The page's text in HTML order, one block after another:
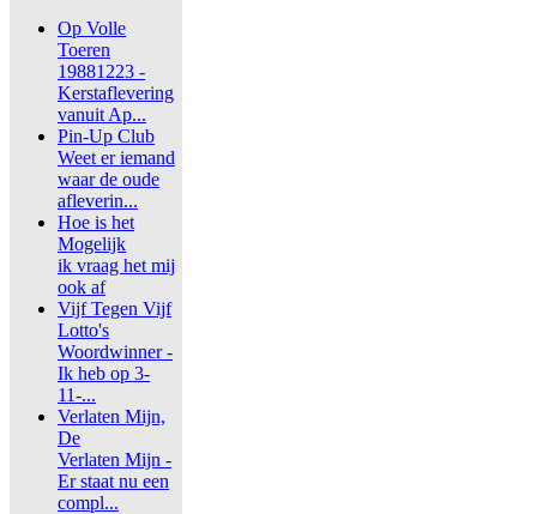
Op Volle
Toeren
19881223 -
Kerstaflevering
vanuit Ap...
Pin-Up Club
Weet er iemand
waar de oude
afleverin...
Hoe is het
Mogelijk
ik vraag het mij
ook af
Vijf Tegen Vijf
Lotto's
Woordwinner -
Ik heb op 3-
11-...
Verlaten Mijn,
De
Verlaten Mijn -
Er staat nu een
compl...